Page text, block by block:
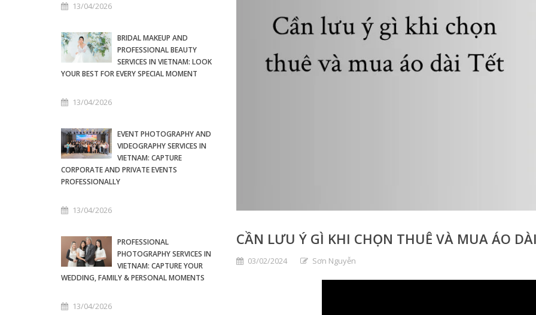
13/04/2026
BRIDAL MAKEUP AND
PROFESSIONAL BEAUTY
SERVICES IN VIETNAM: LOOK
YOUR BEST FOR EVERY SPECIAL MOMENT
13/04/2026
EVENT PHOTOGRAPHY AND
VIDEOGRAPHY SERVICES IN
VIETNAM: CAPTURE
CORPORATE AND PRIVATE EVENTS
PROFESSIONALLY
13/04/2026
PROFESSIONAL
PHOTOGRAPHY SERVICES IN
VIETNAM: CAPTURE YOUR
WEDDING, FAMILY & PERSONAL MOMENTS
13/04/2026
CẦN LƯU Ý GÌ KHI CHỌN THUÊ VÀ MUA ÁO
03/02/2024 Sơn Nguyễn